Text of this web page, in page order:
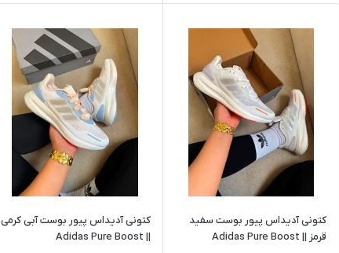
کتونی آدیداس پیور بوست سفید
قرمز || Adidas Pure Boost
کتونی آدیداس پیور بوست آبی کرمی
|| Adidas Pure Boost